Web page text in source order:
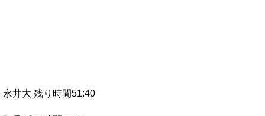
永井大 残り時間51:40